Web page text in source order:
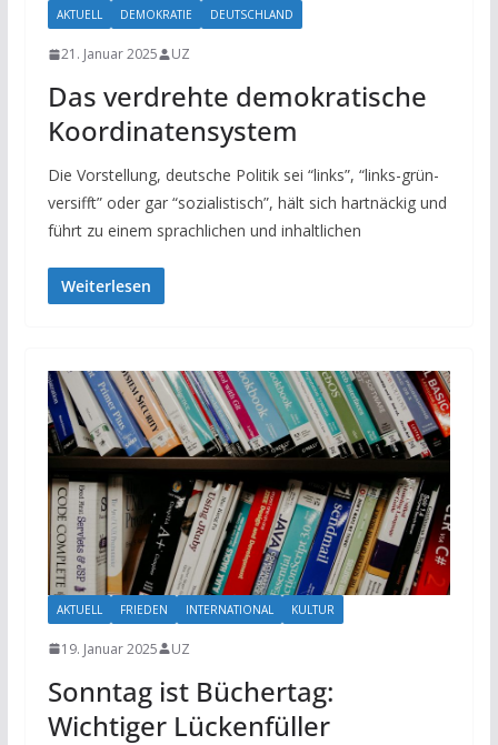
AKTUELL DEMOKRATIE DEUTSCHLAND
21. Januar 2025 UZ
Das verdrehte demokratische
Koordinatensystem
Die Vorstellung, deutsche Politik sei “links”, “links-grün-
versifft” oder gar “sozialistisch”, hält sich hartnäckig und
führt zu einem sprachlichen und inhaltlichen
Weiterlesen
AKTUELL FRIEDEN INTERNATIONAL KULTUR
19. Januar 2025 UZ
Sonntag ist Büchertag:
Wichtiger Lückenfüller